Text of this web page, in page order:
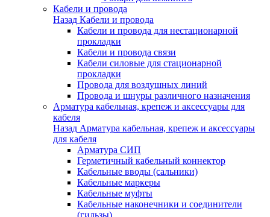
Кабели и провода
Назад Кабели и провода
Кабели и провода для нестационарной
прокладки
Кабели и провода связи
Кабели силовые для стационарной
прокладки
Провода для воздушных линий
Провода и шнуры различного назначения
Арматура кабельная, крепеж и аксессуары для
кабеля
Назад Арматура кабельная, крепеж и аксессуары
для кабеля
Арматура СИП
Герметичный кабельный коннектор
Кабельные вводы (сальники)
Кабельные маркеры
Кабельные муфты
Кабельные наконечники и соединители
(гильзы)